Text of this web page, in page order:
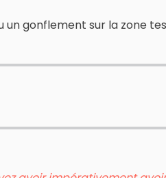
un gonflement sur la zone